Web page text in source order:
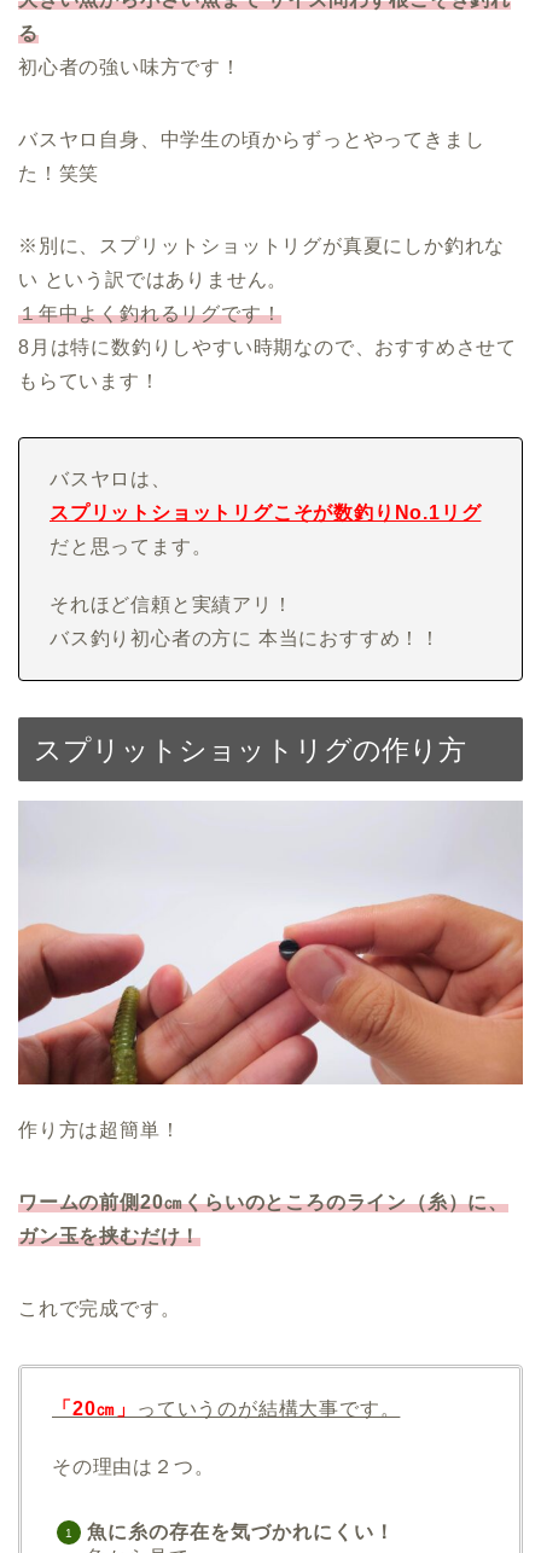
る
初心者の強い味方です！
バスヤロ自身、中学生の頃からずっとやってきまし
た！笑笑
※別に、スプリットショットリグが真夏にしか釣れな
い という訳ではありません。
１年中よく釣れるリグです！
8月は特に数釣りしやすい時期なので、おすすめさせて
もらています！
バスヤロは、
スプリットショットリグこそが数釣りNo.1リグ
だと思ってます。
それほど信頼と実績アリ！
バス釣り初心者の方に 本当におすすめ！！
スプリットショットリグの作り方
作り方は超簡単！
ワームの前側20㎝くらいのところのライン（糸）に、
ガン玉を挟むだけ！
これで完成です。
「20㎝」 っていうのが結構大事です。
その理由は２つ。
魚に糸の存在を気づかれにくい！